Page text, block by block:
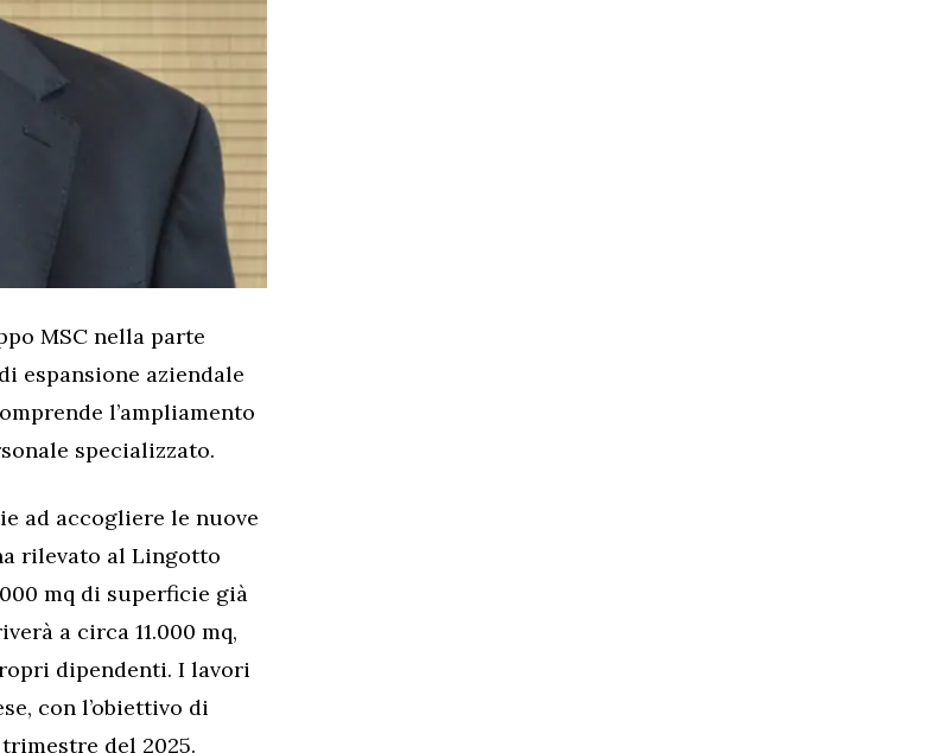
MSC nella parte
espansione aziendale
l’ampliamento
specializzato.
ad accogliere le nuove
rilevato al Lingotto
mq di superficie già
a circa 11.000 mq,
dipendenti. I lavori
con l’obiettivo di
del 2025.